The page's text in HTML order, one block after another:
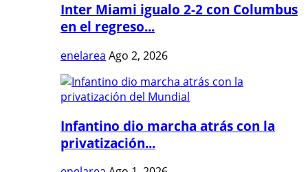
Inter Miami igualo 2-2 con Columbus
en el regreso...
enelarea Ago 2, 2026
Infantino dio marcha atrás con la
privatización...